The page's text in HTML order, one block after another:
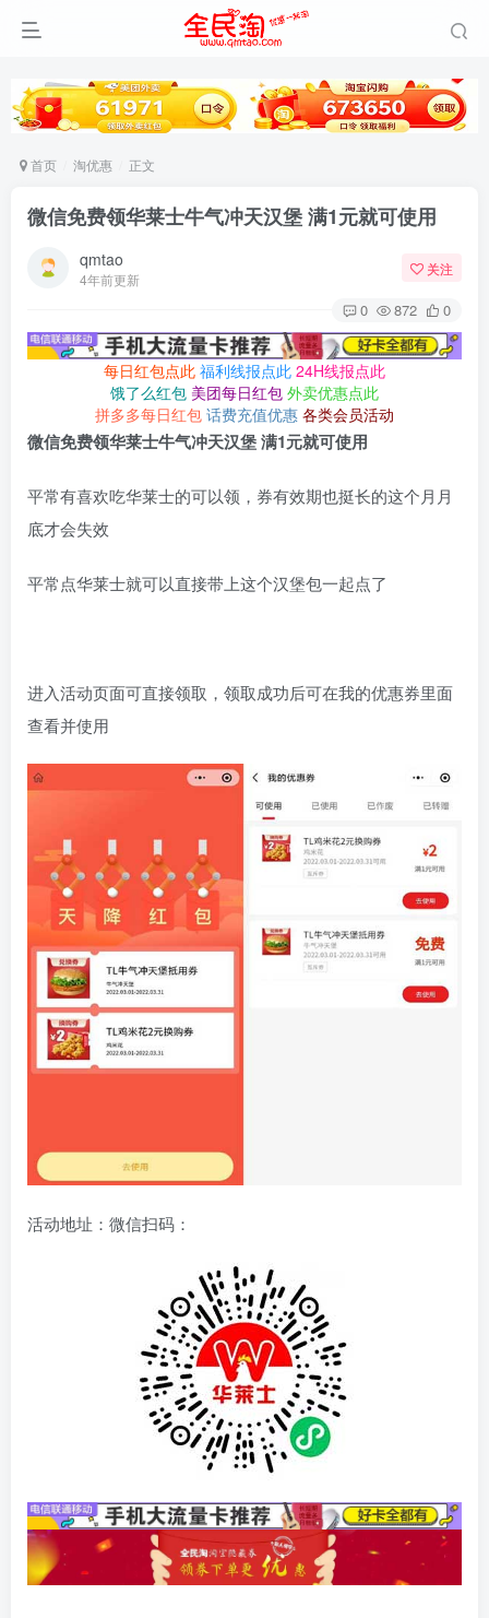
首页 淘优惠 正文
微信免费领华莱士牛气冲天汉堡 满1元就可使用
qmtao
4年前更新
关注
0 872 0
每日红包点此 福利线报点此 24H线报点此
饿了么红包 美团每日红包 外卖优惠点此
拼多多每日红包 话费充值优惠 各类会员活动
微信免费领华莱士牛气冲天汉堡 满1元就可使用
平常有喜欢吃华莱士的可以领，券有效期也挺长的这个月月
底才会失效
平常点华莱士就可以直接带上这个汉堡包一起点了
进入活动页面可直接领取，领取成功后可在我的优惠券里面
查看并使用
活动地址：微信扫码：